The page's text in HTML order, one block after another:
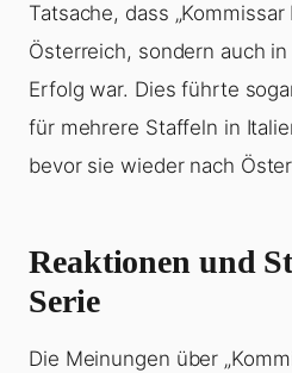
Tatsache, dass
Österreich, sondern auch
Erfolg war. Dies führte
für mehrere Staffeln in
bevor sie wieder nach
Reaktionen und
Serie
Die Meinungen über